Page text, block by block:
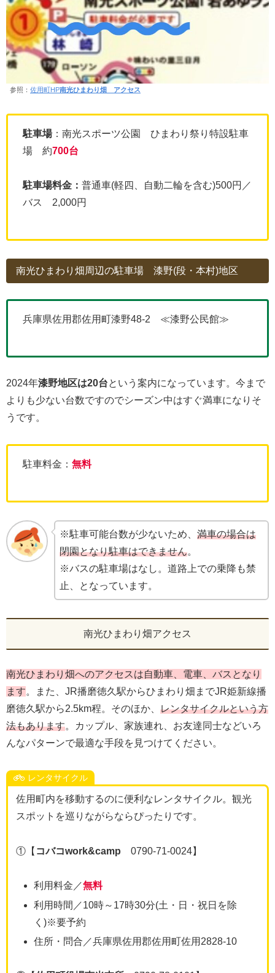
参照： 佐用町HP南光ひまわり畑 アクセス
駐車場：南光スポーツ公園 ひまわり祭り特設駐車
場 約700台
駐車場料金： 普通車(軽四、自動二輪を含む)500円／
バス 2,000円
南光ひまわり畑周辺の駐車場 漆野(段・本村)地区
兵庫県佐用郡佐用町漆野48-2 ≪漆野公民館≫
2024年漆野地区は20台という案内になっています。今まで
よりも少ない台数ですのでシーズン中はすぐ満車になりそ
うです。
駐車料金： 無料
※駐車可能台数が少ないため、満車の場合は
閉園となり駐車はできません。
※バスの駐車場はなし。道路上での乗降も禁
止、となっています。
南光ひまわり畑アクセス
南光ひまわり畑へのアクセスは自動車、電車、バスとなり
ます。また、JR播磨徳久駅からひまわり畑までJR姫新線播
磨徳久駅から2.5km程。そのほか、 レンタサイクルという方
法もあります。カップル、家族連れ、お友達同士などいろ
んなパターンで最適な手段を見つけてください。
レンタサイクル
佐用町内を移動するのに便利なレンタサイクル。観光
スポットを巡りながらならぴったりです。
①【 コバコwork&camp 0790-71-0024】
利用料金／無料
利用時間／10時～17時30分(土・日・祝日を除
く)※要予約
住所・問合／兵庫県佐用郡佐用町佐用2828-10